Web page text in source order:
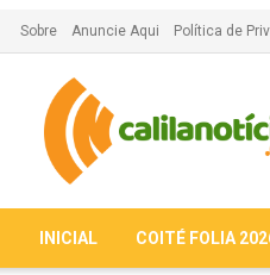
Sobre Anuncie Aqui Política de
INICIAL COITÉ FOLIA